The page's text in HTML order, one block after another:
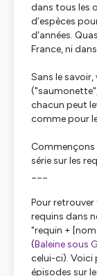
dans tous les
d’espèces
d'années.
France, ni
Sans le
chacun peut
comme pour
Commençons
série sur les
Pour
requins dans
"requin +
(Baleine sous
celui-ci). Voici
épisodes sur